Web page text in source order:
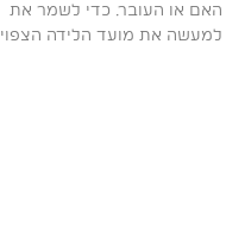
האם או העובר. כדי לשמר את
למעשה את מועד הלידה הצפוי